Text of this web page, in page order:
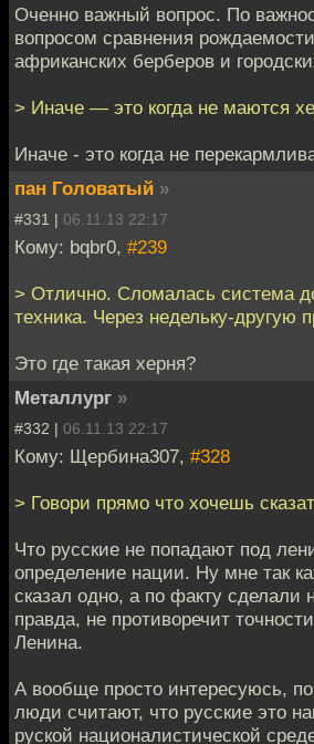
Оченно важный вопрос. По
вопросом сравнения
африканских берберов и
> Иначе — это когда не маются
Иначе - это когда не
пан Головатый »
#331 | 06.11.13 22:17
Кому: bqbr0, #239
> Отлично. Сломалась система
техника. Через недельку-другую
Это где такая херня?
Металлург »
#332 | 06.11.13 22:17
Кому: Щербина307, #328
> Говори прямо что хочешь
Что русские не попадают под
определение нации. Ну мне так
сказал одно, а по факту сделали
правда, не противоречит
Ленина.
А вообще просто интересуюсь,
люди считают, что русские это
руской националистической